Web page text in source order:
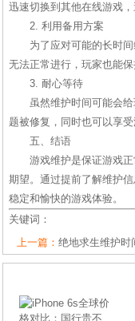
迅速切换到其他在线游戏
2. 利用备用方案
为了应对可能的长时
无法正常进行，玩家也能保
3. 耐心等待
虽然维护时间可能会
题被修复，同时也可以享受
五、结语
游戏维护是保证游戏
期望。通过提前了解维护
稳定和愉快的游戏体验。
关键词：
上一篇： 绝地求生维护时